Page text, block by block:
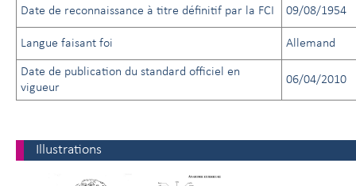
Date de reconnaissance à titre définitif par la FCI 09/08/1954
Langue faisant foi Allemand
Date de publication du standard officiel en
vigueur
06/04/2010
Illustrations